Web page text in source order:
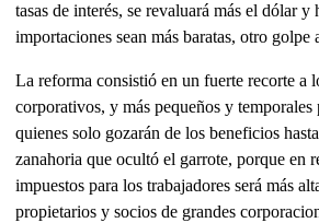
tasas de interés, se revaluará más el dólar y
importaciones sean más baratas, otro golpe
La reforma consistió en un fuerte recorte a
corporativos, y más pequeños y temporales
quienes solo gozarán de los beneficios
zanahoria que ocultó el garrote, porque en
impuestos para los trabajadores será más
propietarios y socios de grandes